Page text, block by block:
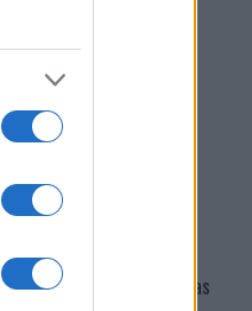
I nostri cari
I nostri cari
Giovannimaria Cabras